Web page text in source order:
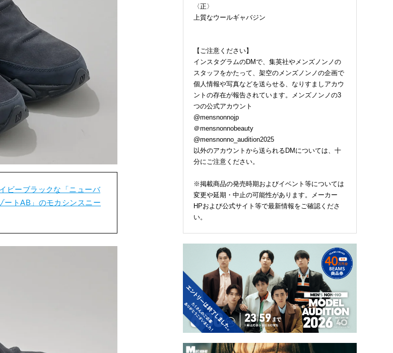
ビーブラックな「ニューバ
ートAB」のモカシンスニー
〈正〉
上質なウールギャバジン
【ご注意ください】
インスタグラムのDMで、集英社やメンズノンノの
スタッフをかたって、架空のメンズノンノの企画で
個人情報や写真などを送らせる、なりすましアカウ
ントの存在が報告されています。メンズノンノの3
つの公式アカウント
@mensnonnojp
＠mensnonnobeauty
@mensnonno_audition2025
以外のアカウントから送られるDMについては、十
分にご注意ください。
※掲載商品の発売時期およびイベント等については
変更や延期・中止の可能性があります。メーカー
HPおよび公式サイト等で最新情報をご確認くださ
い。